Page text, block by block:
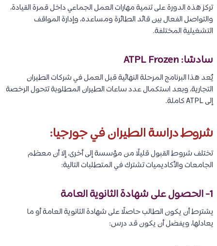
تركز هذه الدورة على تنمية مهارات العمل الجماعي داخل قمرة القيادة،
والتواصل الفعال بين قائد الطائرة ومساعده، وإدارة المواقف
التشغيلية المختلفة.
سادسًا: ATPL Frozen
يُعد هذا البرنامج المرحلة النهائية قبل العمل في شركات الطيران
التجارية، وبعد استكمال عدد ساعات الطيران المطلوبة تتحول الرخصة
إلى ATPL كاملة.
شروط دراسة الطيران في جورجيا:
تختلف شروط القبول قليلًا من مؤسسة إلى أخرى، إلا أن معظم
الجامعات والأكاديميات تشترك في المتطلبات التالية:
1- الحصول على شهادة الثانوية العامة
يشترط أن يكون الطالب حاصلًا على شهادة الثانوية العامة أو ما
يعادلها، ويفضل أن يكون قد درس: